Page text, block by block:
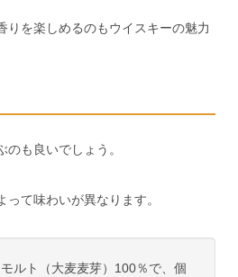
りを楽しめるのもウイスキーの魅力
も良いでしょう。
て味わいが異なります。
ルト（大麦麦芽）100％で、個